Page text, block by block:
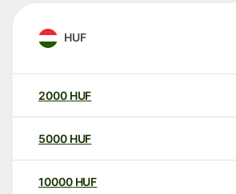
HUF
2000 HUF
5000 HUF
10000 HUF